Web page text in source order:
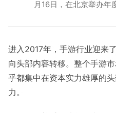
月16日，在北京举办年
进入2017年，手游行业迎来
向头部内容转移。整个手游
乎都集中在资本实力雄厚的
力。